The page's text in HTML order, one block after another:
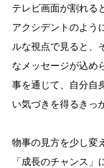
テレビ画面が割れる
アクシデントのよう
ルな視点で見ると、
なメッセージが込め
事を通じて、自分自
い気づきを得るきっ
物事の見方を少し変
「成長のチャンス